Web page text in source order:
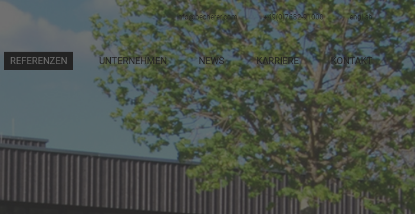
info@becherer.com +49(0)7682-91000 english
REFERENZEN UNTERNEHMEN
DAS TEAM
PARTNER
AUSZEICHNUNGEN
NEWS KARRIERE
STELLENANGEBOTE
AUSBILDUNG
PRAKTIKUM
KONTAKT